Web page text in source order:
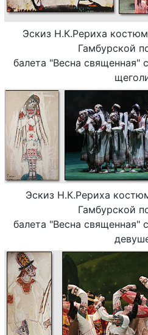
Эскиз Н.К.Рериха
Гамбурской
балета "Весна священная"
Эскиз Н.К.Рериха
Гамбурской
балета "Весна священная"